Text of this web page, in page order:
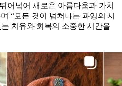
어넘어 새로운 아름다움과 가치
“모든 것이 넘쳐나는 과잉의 시
치유와 회복의 소중한 시간을